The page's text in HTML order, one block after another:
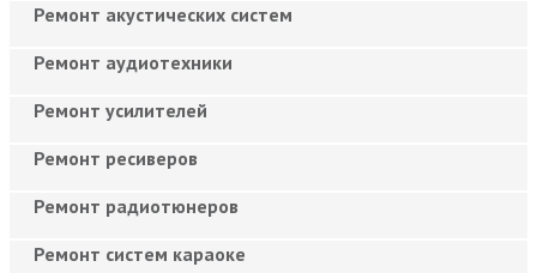
Ремонт акустических систем
Ремонт аудиотехники
Ремонт усилителей
Ремонт ресиверов
Ремонт радиотюнеров
Ремонт систем караоке